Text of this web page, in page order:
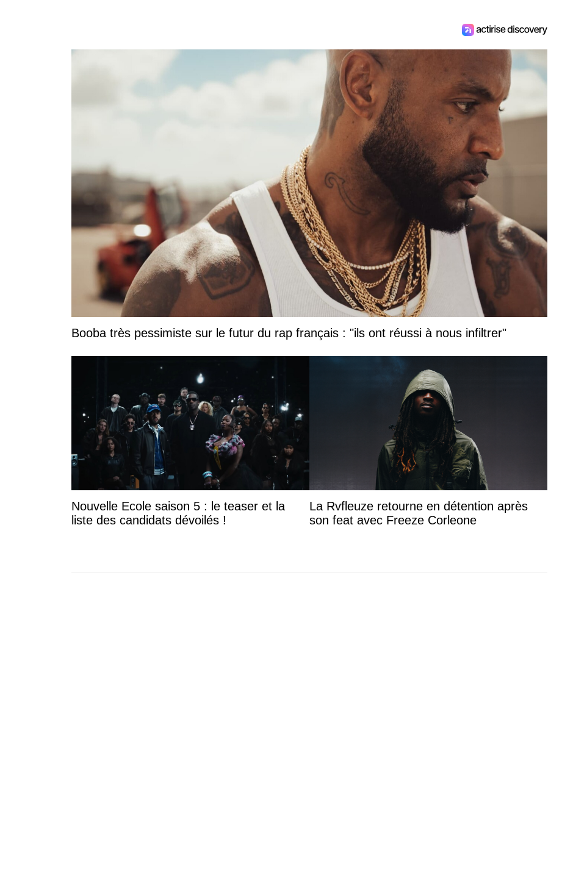
Booba très pessimiste sur le futur du rap français : "ils ont réussi à nous infiltrer"
Nouvelle Ecole saison 5 : le teaser et la
liste des candidats dévoilés !
La Rvfleuze retourne en détention après
son feat avec Freeze Corleone